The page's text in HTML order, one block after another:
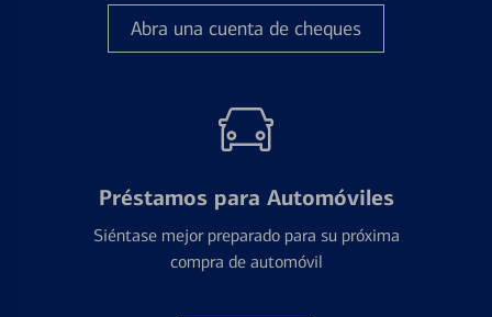
Abra una cuenta de cheques
Préstamos para Automóviles
Siéntase mejor preparado para su próxima
compra de automóvil